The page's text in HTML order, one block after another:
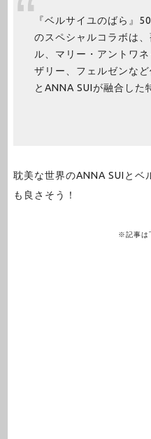
『ベルサイユのばら』
のスペシャルコラボは
ル、マリー・アントワ
ザリー、フェルゼンな
とANNA SUIが融合した
耽美な世界のANNA SUIとベ
も良さそう！
※記事は